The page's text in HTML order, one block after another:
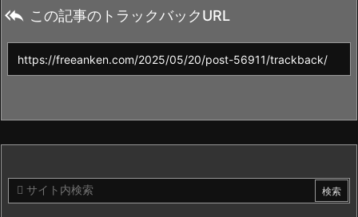
 この記事のトラックバックURL